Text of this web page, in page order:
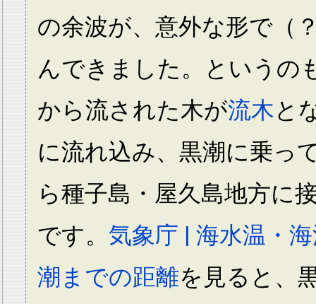
の余波が、意外な形で（
んできました。というの
から流された木が流木と
に流れ込み、黒潮に乗っ
ら種子島・屋久島地方に
です。 気象庁 | 海水温・
潮までの距離を見ると、